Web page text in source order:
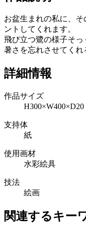
お盆生まれの私に、
ントしてくれます。
飛び立つ鷺の様子そっ
暑さを忘れさせてくれ
詳細情報
作品サイズ
H300×W400×D20
支持体
紙
使用画材
水彩絵具
技法
絵画
関連するキー